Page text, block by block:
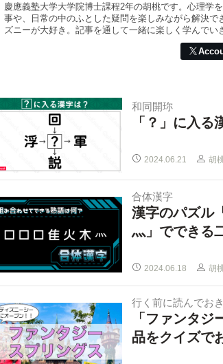
慶應義塾大学大学院博士課程2年の胡桃です。心理学
事や、日常の中のふとした疑問を楽しみながら解決
ズニーが大好き。記事を通して一緒に楽しく学んでい
和同開珎
「？」に入
2024.06.21 胡
合体漢字
漢字のパズル
灬」でできる
2024.06.18 胡
行く前に読んでお
「ファンタ
品をクイズで